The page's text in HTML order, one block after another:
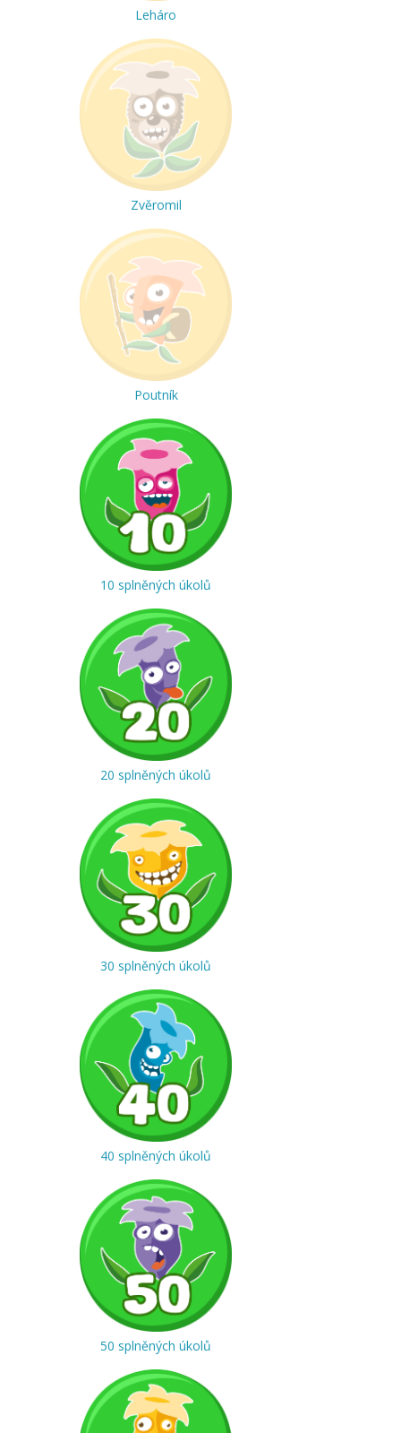
Leháro
Zvěromil
Poutník
10 splněných úkolů
20 splněných úkolů
30 splněných úkolů
40 splněných úkolů
50 splněných úkolů